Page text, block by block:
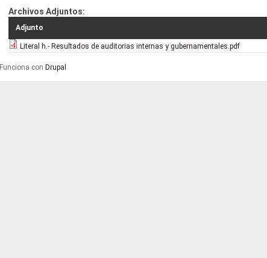
Archivos Adjuntos:
Adjunto
Literal h.- Resultados de auditorias internas y gubernamentales.pdf
Funciona con Drupal